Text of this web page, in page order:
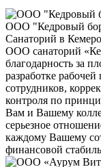
ООО "Кедровый
Санаторий в
ООО санаторий
благодарность за
разработке
сотрудников,
контроля по
Вам и Вашему
серьезное
каждому Вашему
финансовой